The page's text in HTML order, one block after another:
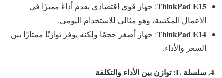
ThinkPad E15: جهاز قوي اقتصادي يقدم أداءً مميزًا في
الأعمال المكتبية، وهو مثالي للاستخدام اليومي.
ThinkPad E14: جهاز أصغر حجمًا ولكنه يوفر توازنًا ممتازًا بين
السعر والأداء.
4. سلسلة L: توازن بين الأداء والتكلفة